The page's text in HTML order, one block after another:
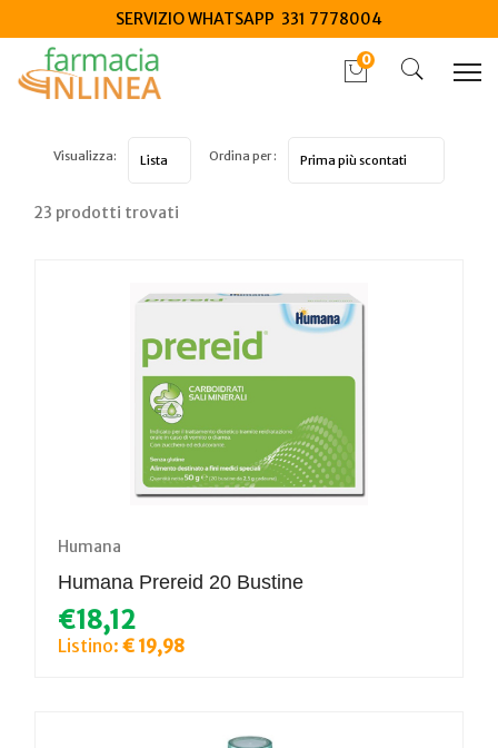
SERVIZIO WHATSAPP 331 7778004
0
23 prodotti trovati
Visualizza: Ordina per :
Humana
Humana Prereid 20 Bustine
€18,12
Listino: € 19,98